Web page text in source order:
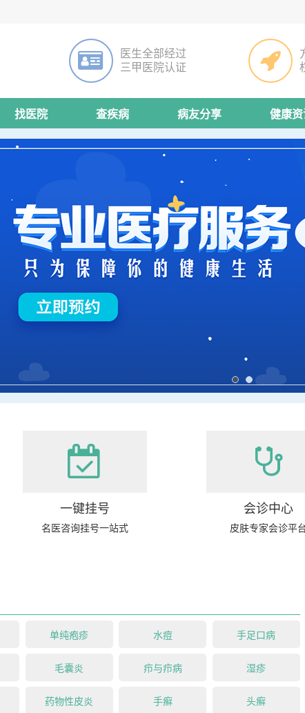
医生全部经过
三甲医院认证
找医院 查疾病 病友分享 健康资
一键挂号
名医咨询挂号一站式
会诊中心
皮肤专家会诊平
单纯疱疹 水痘 手足口病
毛囊炎 疖与疖病 湿疹
药物性皮炎 手癣 头癣